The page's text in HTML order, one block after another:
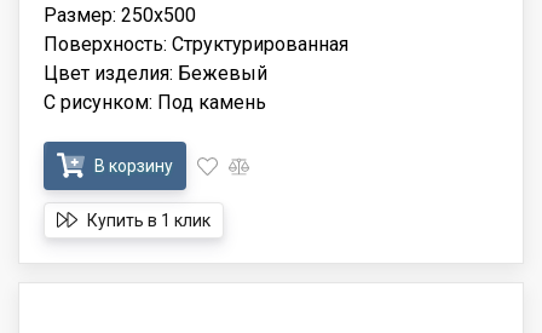
Размер: 250x500
Поверхность: Структурированная
Цвет изделия: Бежевый
С рисунком: Под камень
В корзину
Купить в 1 клик